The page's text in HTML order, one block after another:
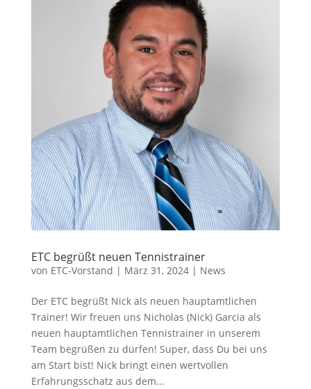
ETC begrüßt neuen Tennistrainer
von ETC-Vorstand | März 31, 2024| News
Der ETC begrüßt Nick als neuen hauptamtlichen
Trainer! Wir freuen uns Nicholas (Nick) Garcia als
neuen hauptamtlichen Tennistrainer in unserem
Team begrüßen zu dürfen! Super, dass Du bei uns
am Start bist! Nick bringt einen wertvollen
Erfahrungsschatz aus dem...